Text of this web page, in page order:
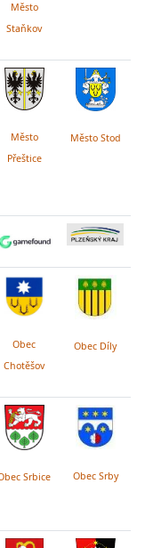
Město
Staňkov
Město
Přeštice
Město Stod
Obec
Chotěšov
Obec Díly
Srbice Obec Srby